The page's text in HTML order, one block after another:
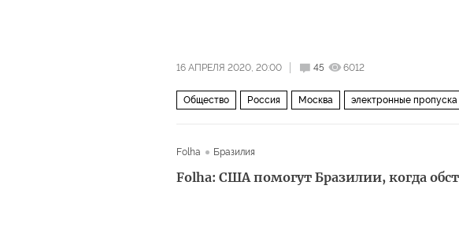
16 АПРЕЛЯ 2020, 20:00 45 6012
Общество Россия Москва электронные пропуска
Folha Бразилия
Folha: США помогут Бразилии, когда